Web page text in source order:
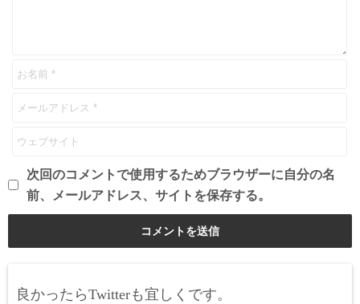
次回のコメントで使用するためブラウザーに自分の名
前、メールアドレス、サイトを保存する。
良かったらTwitterも宜しくです。